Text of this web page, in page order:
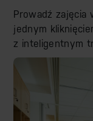
Prowadź zajęcia
jednym
z inteligentnym